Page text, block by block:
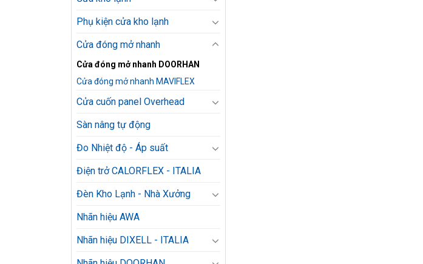
Phụ kiện cửa kho lạnh
Cửa đóng mở nhanh
Cửa đóng mở nhanh DOORHAN
Cửa đóng mở nhanh MAVIFLEX
Cửa cuốn panel Overhead
Sàn nâng tự động
Đo Nhiệt độ - Áp suất
Điện trở CALORFLEX - ITALIA
Đèn Kho Lạnh - Nhà Xưởng
Nhãn hiệu AWA
Nhãn hiệu DIXELL - ITALIA